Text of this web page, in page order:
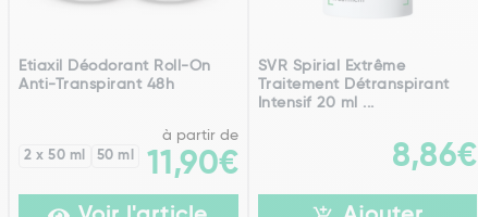
Etiaxil Déodorant Roll-On
Anti-Transpirant 48h
2 x 50 ml 50 ml
à partir de
11,90€
SVR Spirial Extrême
Traitement Détranspirant
Intensif 20 ml ...
8,86€